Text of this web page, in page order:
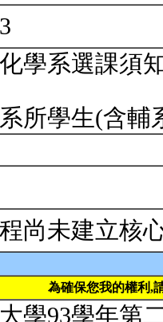
學系選課須
所學生(含
尚未建立核
為確保您我的權利,
學93學年第